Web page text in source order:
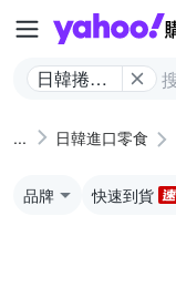
日韓捲心
棒餅日韓進口零食
品牌 快速到貨